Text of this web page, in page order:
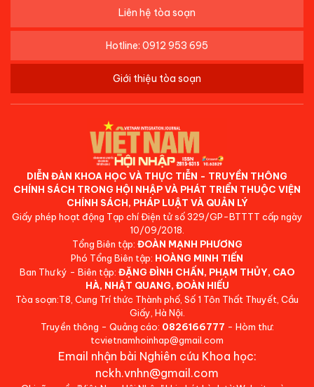
Liên hệ tòa soạn
Hotline: 0912 953 695
Giới thiệu tòa soạn
DIỄN ĐÀN KHOA HỌC VÀ THỰC TIỄN - TRUYỀN THÔNG
CHÍNH SÁCH TRONG HỘI NHẬP VÀ PHÁT TRIỂN THUỘC VIỆN
CHÍNH SÁCH, PHÁP LUẬT VÀ QUẢN LÝ
Giấy phép hoạt động Tạp chí Điện tử số 329/GP-BTTTT cấp ngày
10/09/2018.
Tổng Biên tập: ĐOÀN MẠNH PHƯƠNG
Phó Tổng Biên tập: HOÀNG MINH TIẾN
Ban Thư ký - Biên tập: ĐẶNG ĐÌNH CHẤN, PHẠM THỦY, CAO
HÀ, NHẬT QUANG, ĐOÀN HIẾU
Tòa soạn:T8, Cung Trí thức Thành phố, Số 1 Tôn Thất Thuyết, Cầu
Giấy, Hà Nội.
Truyền thông - Quảng cáo: 0826166777 - Hòm thư:
tcvietnamhoinhap@gmail.com
Email nhận bài Nghiên cứu Khoa học:
nckh.vnhn@gmail.com